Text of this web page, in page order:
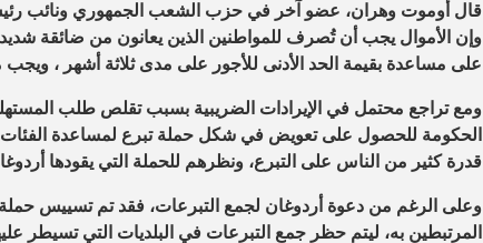
قال أوموت وهران، عضو آخر في حزب الشعب الجمهوري ونائب رئيس
وإن الأموال يجب أن تُصرف للمواطنين الذين يعانون من ضائقة
على مساعدة بقيمة الحد الأدنى للأجور على مدى ثلاثة أشهر ،
ومع تراجع محتمل في الإيرادات الضريبية بسبب تقلص طلب
الحكومة للحصول على تعويض في شكل حملة تبرع لمساعدة
قدرة كثير من الناس على التبرع، ونظرهم للحملة التي يقودها
وعلى الرغم من دعوة أردوغان لجمع التبرعات، فقد تم تسييس حملة
المرتبطين به، ليتم حظر جمع التبرعات في البلديات التي تسيطر